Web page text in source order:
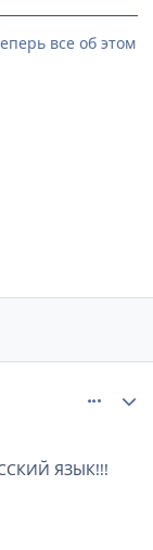
все об этом
ЯЗЫК!!!